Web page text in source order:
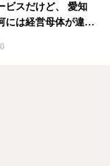
ビスだけど、 愛知
には経営母体が違う
のがある。 創業は